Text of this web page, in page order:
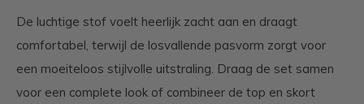
De luchtige stof voelt heerlijk zacht aan en draagt
comfortabel, terwijl de losvallende pasvorm zorgt voor
een moeiteloos stijlvolle uitstraling. Draag de set samen
voor een complete look of combineer de top en skort